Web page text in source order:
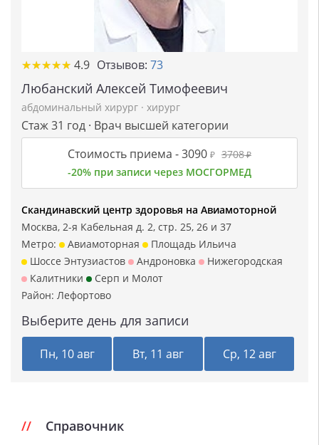
★★★★★
★★★★★ 4.9 Отзывов: 73
Любанский Алексей Тимофеевич
абдоминальный хирург · хирург
Стаж 31 год · Врач высшей категории
Стоимость приема -3090 ₽ 3708₽
-20% при записи через МОСГОРМЕД
Скандинавский центр здоровья на Авиамоторной
Москва, 2-я Кабельная д. 2, стр. 25, 26 и 37
Метро:
Авиамоторная
Площадь Ильича
Шоссе Энтузиастов
Андроновка
Нижегородская
Калитники
Серп и Молот
Район: Лефортово
Выберите день для записи
Пн, 10 авг Вт, 11 авг Ср, 12 авг
Справочник